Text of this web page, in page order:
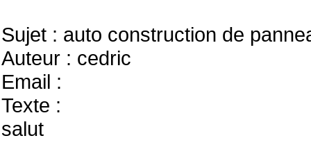
Sujet : auto construction de
Auteur : cedric
Email :
Texte :
salut